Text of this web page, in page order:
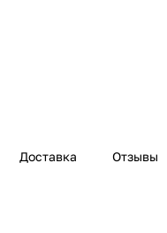
Доставка Отзывы